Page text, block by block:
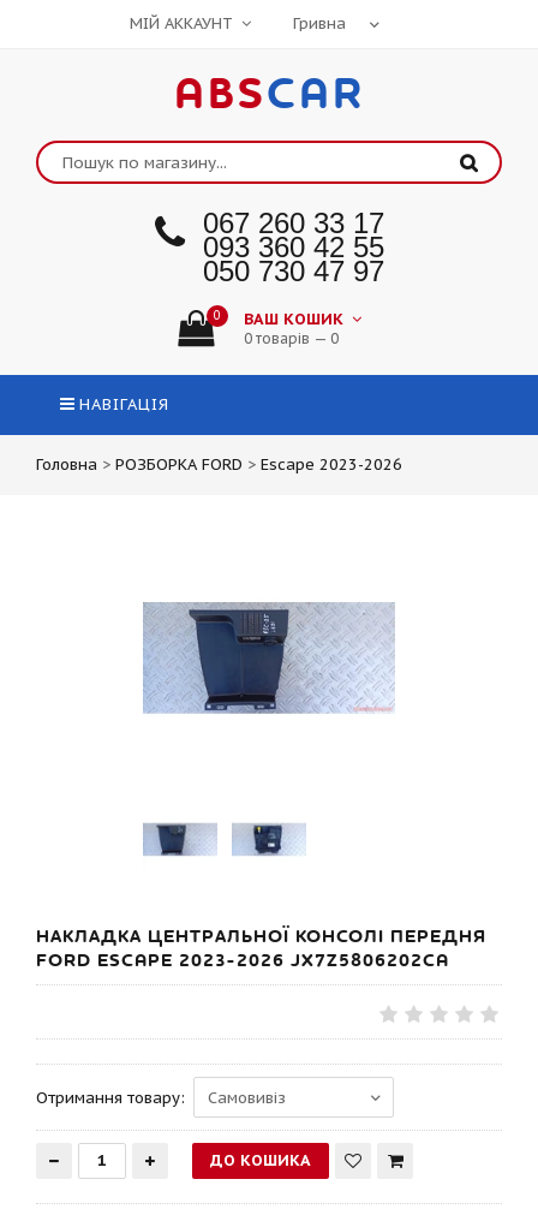
МІЙ АККАУНТ
ABSCAR
067 260 33 17
093 360 42 55
050 730 47 97
0 ВАШ КОШИК
0 товарів — 0
НАВІГАЦІЯ
Головна > РОЗБОРКА FORD > Escape 2023-2026
НАКЛАДКА ЦЕНТРАЛЬНОЇ КОНСОЛІ ПЕРЕДНЯ
FORD ESCAPE 2023-2026 JX7Z5806202CA
Отримання товару: